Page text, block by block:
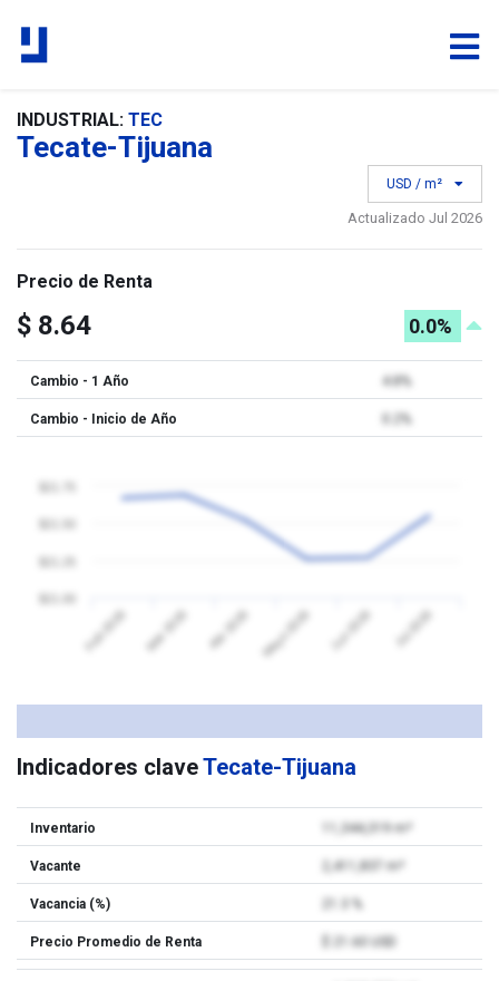
INDUSTRIAL: TEC
Tecate-Tijuana
USD / m²
Actualizado Jul 2026
Precio de Renta
$ 8.64 0.0%
Cambio - 1 Año 4.8%
Cambio - Inicio de Año
Feb 2026 Mar 2026 Abr 2026 Mayo 2026 Jun 2026 Jul 2026
Indicadores claveTecate-Tijuana
Inventario 11,344,319 m²
Vacante
Vacancia (%)
Precio Promedio de Renta